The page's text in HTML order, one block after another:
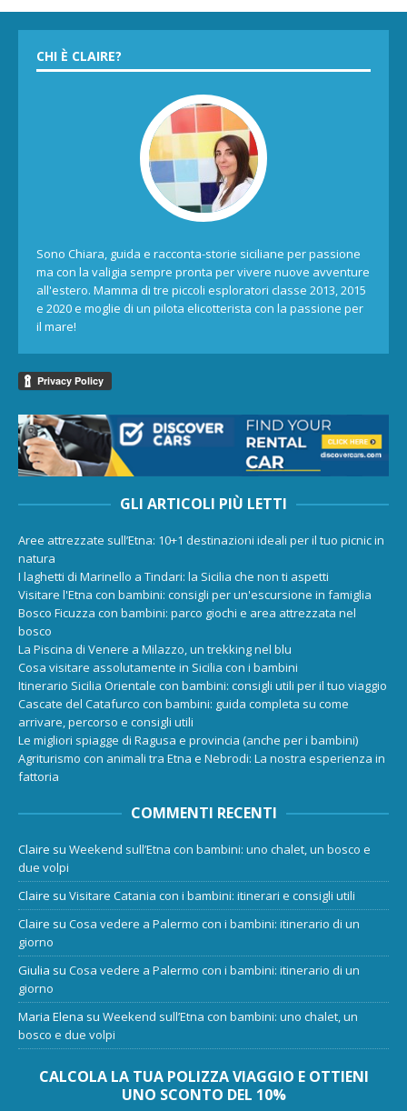
CHI È CLAIRE?
Sono Chiara, guida e racconta-storie siciliane per passione
ma con la valigia sempre pronta per vivere nuove avventure
all'estero. Mamma di tre piccoli esploratori classe 2013, 2015
e 2020 e moglie di un pilota elicotterista con la passione per
il mare!
GLI ARTICOLI PIÙ LETTI
Aree attrezzate sull’Etna: 10+1 destinazioni ideali per il tuo picnic in
natura
I laghetti di Marinello a Tindari: la Sicilia che non ti aspetti
Visitare l'Etna con bambini: consigli per un'escursione in famiglia
Bosco Ficuzza con bambini: parco giochi e area attrezzata nel
bosco
La Piscina di Venere a Milazzo, un trekking nel blu
Cosa visitare assolutamente in Sicilia con i bambini
Itinerario Sicilia Orientale con bambini: consigli utili per il tuo viaggio
Cascate del Catafurco con bambini: guida completa su come
arrivare, percorso e consigli utili
Le migliori spiagge di Ragusa e provincia (anche per i bambini)
Agriturismo con animali tra Etna e Nebrodi: La nostra esperienza in
fattoria
COMMENTI RECENTI
Claire su Weekend sull’Etna con bambini: uno chalet, un bosco e
due volpi
Claire su Visitare Catania con i bambini: itinerari e consigli utili
Claire su Cosa vedere a Palermo con i bambini: itinerario di un
giorno
Giulia su Cosa vedere a Palermo con i bambini: itinerario di un
giorno
Maria Elena su Weekend sull’Etna con bambini: uno chalet, un
bosco e due volpi
CALCOLA LA TUA POLIZZA VIAGGIO E OTTIENI
UNO SCONTO DEL 10%